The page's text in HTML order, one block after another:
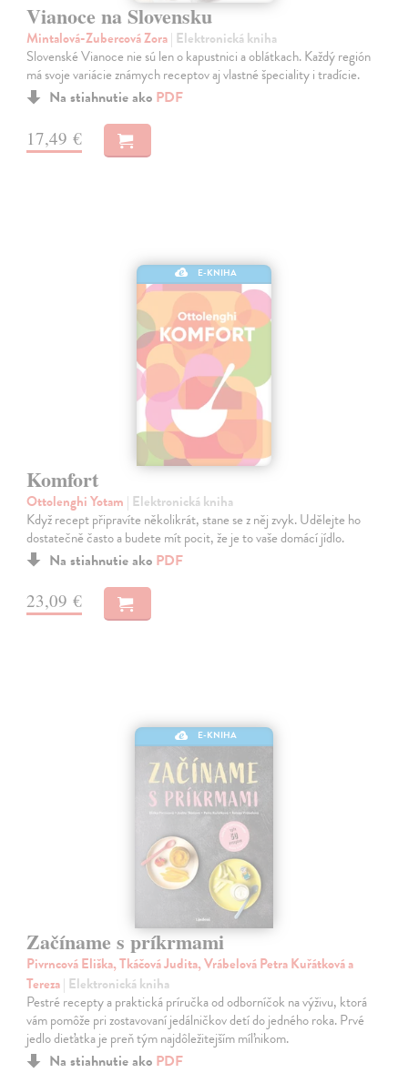
Vianoce na Slovensku
Mintalová-Zubercová Zora| Elektronická kniha
Slovenské Vianoce nie sú len o kapustnici a oblátkach. Každý región
má svoje variácie známych receptov aj vlastné špeciality i tradície.
Na stiahnutie ako PDF
17,49 €
E-KNIHA
Komfort
Ottolenghi Yotam | Elektronická kniha
Když recept připravíte několikrát, stane se z něj zvyk. Udělejte ho
dostatečně často a budete mít pocit, že je to vaše domácí jídlo.
Na stiahnutie ako PDF
23,09 €
E-KNIHA
Začíname s príkrmami
Pivrncová Eliška, Tkáčová Judita, Vrábelová Petra Kuřátková a
Tereza| Elektronická kniha
Pestré recepty a praktická príručka od odborníčok na výživu, ktorá
vám pomôže pri zostavovaní jedálničkov detí do jedného roka. Prvé
jedlo dieťatka je preň tým najdôležitejším míľnikom.
Na stiahnutie ako PDF